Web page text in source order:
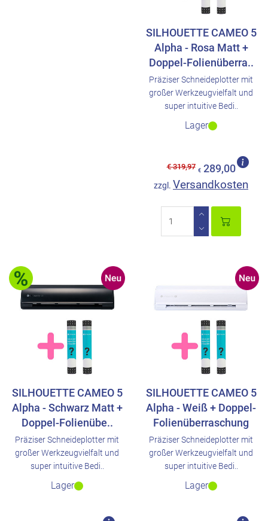
SILHOUETTE CAMEO 5
Alpha - Rosa Matt +
Doppel-Folienüberra..
Präziser Schneideplotter mit
großer Werkzeugvielfalt und
super intuitive Bedi..
Lager
€ 319,97 € 289,00
zzgl. Versandkosten
SILHOUETTE CAMEO 5
Alpha - Schwarz Matt +
Doppel-Folienübe..
Präziser Schneideplotter mit
großer Werkzeugvielfalt und
super intuitive Bedi..
Lager
SILHOUETTE CAMEO 5
Alpha - Weiß + Doppel-
Folienüberraschung
Präziser Schneideplotter mit
großer Werkzeugvielfalt und
super intuitive Bedi..
Lager